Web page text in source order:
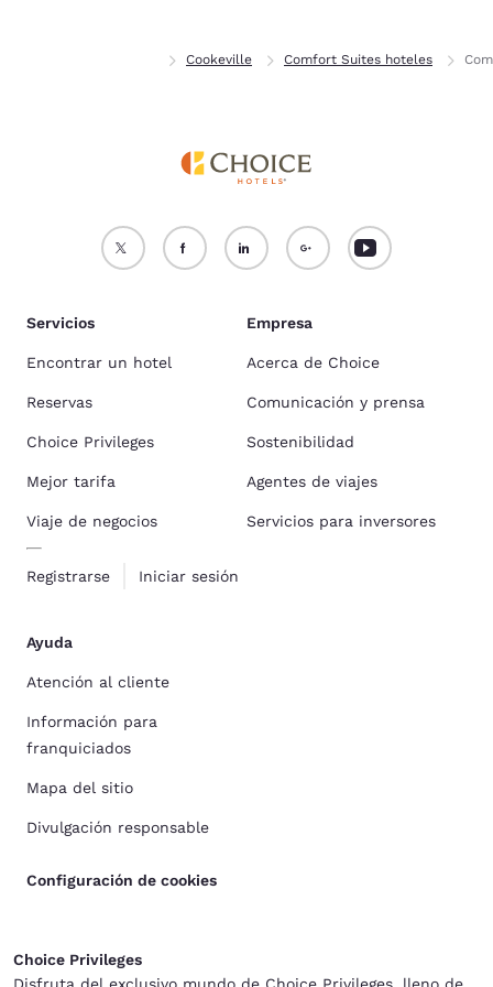
Cookeville Comfort Suites hoteles
Servicios
Encontrar un hotel
Reservas
Choice Privileges
Mejor tarifa
Viaje de negocios
Registrarse Iniciar sesión
Empresa
Acerca de Choice
Comunicación y prensa
Sostenibilidad
Agentes de viajes
Servicios para inversores
Ayuda
Atención al cliente
Información para
franquiciados
Mapa del sitio
Divulgación responsable
Configuración de cookies
Choice Privileges